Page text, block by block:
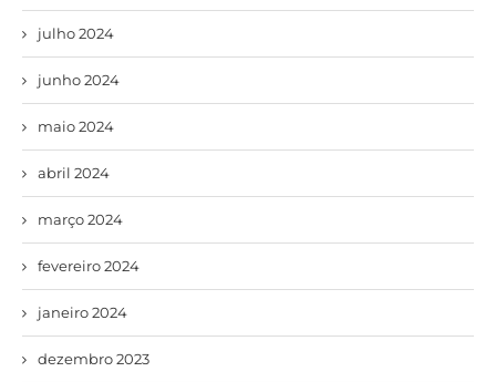
julho 2024
junho 2024
maio 2024
abril 2024
março 2024
fevereiro 2024
janeiro 2024
dezembro 2023